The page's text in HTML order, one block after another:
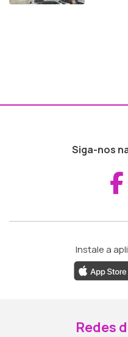
Siga-nos
Instale a
Redes